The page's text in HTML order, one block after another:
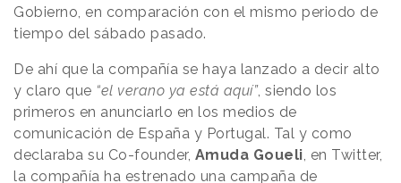
Gobierno, en comparación con el mismo periodo de
tiempo del sábado pasado.
De ahí que la compañía se haya lanzado a decir alto
y claro que “el verano ya está aquí”, siendo los
primeros en anunciarlo en los medios de
comunicación de España y Portugal. Tal y como
declaraba su Co-founder, Amuda Goueli , en Twitter,
la compañía ha estrenado una campaña de